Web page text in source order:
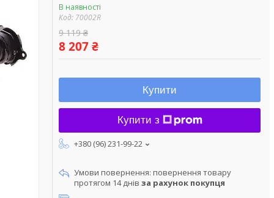
В наявності
Код: 70002R
9 119 ₴
8 207 ₴
Купити
Купити з
+380 (96) 231-99-22
повернення товару
протягом 14 днів за рахунок покупця